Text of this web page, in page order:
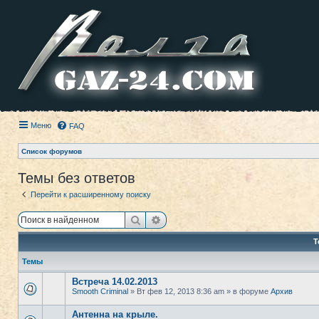
Меню FAQ
Список форумов
Темы без ответов
Перейти к расширенному поиску
ПоискРасширенный поиск
Темы
Встреча 14.02.2013
Smooth Criminal » Вт фев 12, 2013 8:36 am » в форуме Архив
Антенна на крыле.